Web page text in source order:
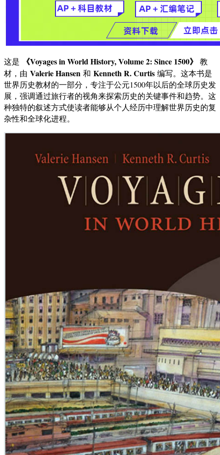
这是 《Voyages in World History, Volume 2: Since 1500》
教
材，由 Valerie Hansen 和 Kenneth R. Curtis 编写。这本书是
世界历史教材的一部分，专注于公元1500年以后的全球历史发
展，强调通过旅行者的视角来探索历史的关键事件和趋势。这
种独特的叙述方式使读者能够从个人经历中理解世界历史的复
杂性和全球化进程。